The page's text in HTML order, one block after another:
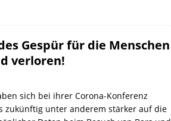
Gespür für die Menschen
verloren!
sich bei ihrer Corona-Konferenz
zukünftig unter anderem stärker auf die